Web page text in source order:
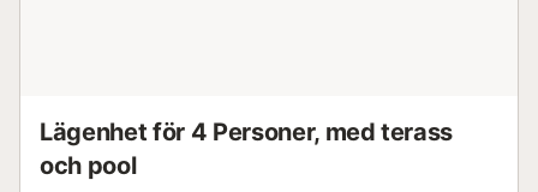
Lägenhet för 4 Personer, med terass
och pool